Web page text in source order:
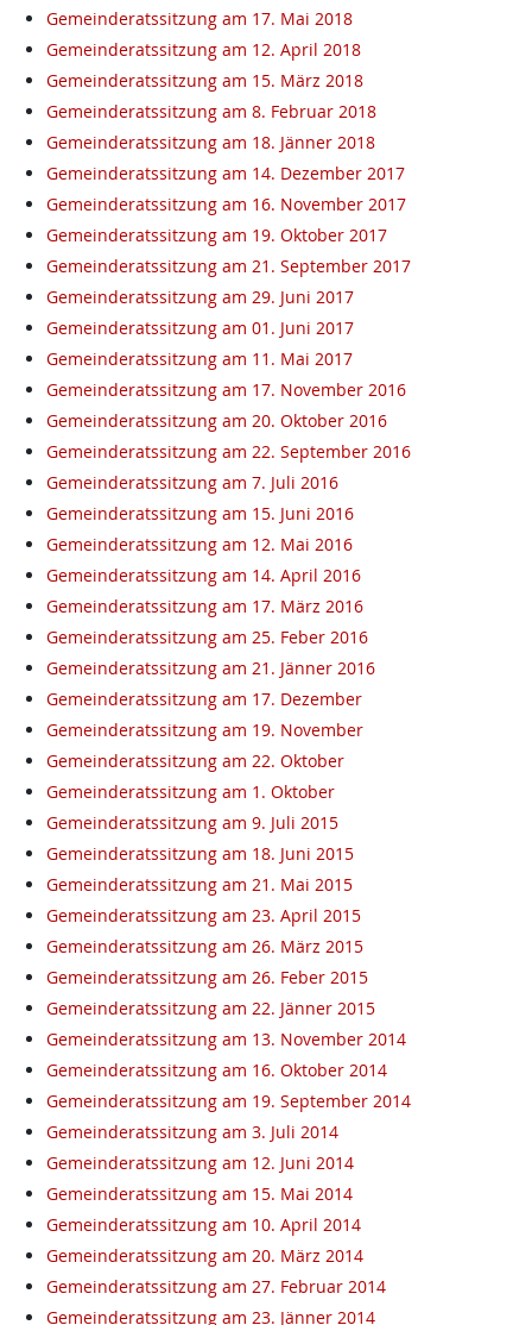
Gemeinderatssitzung am 17. Mai 2018
Gemeinderatssitzung am 12. April 2018
Gemeinderatssitzung am 15. März 2018
Gemeinderatssitzung am 8. Februar 2018
Gemeinderatssitzung am 18. Jänner 2018
Gemeinderatssitzung am 14. Dezember 2017
Gemeinderatssitzung am 16. November 2017
Gemeinderatssitzung am 19. Oktober 2017
Gemeinderatssitzung am 21. September 2017
Gemeinderatssitzung am 29. Juni 2017
Gemeinderatssitzung am 01. Juni 2017
Gemeinderatssitzung am 11. Mai 2017
Gemeinderatssitzung am 17. November 2016
Gemeinderatssitzung am 20. Oktober 2016
Gemeinderatssitzung am 22. September 2016
Gemeinderatssitzung am 7. Juli 2016
Gemeinderatssitzung am 15. Juni 2016
Gemeinderatssitzung am 12. Mai 2016
Gemeinderatssitzung am 14. April 2016
Gemeinderatssitzung am 17. März 2016
Gemeinderatssitzung am 25. Feber 2016
Gemeinderatssitzung am 21. Jänner 2016
Gemeinderatssitzung am 17. Dezember
Gemeinderatssitzung am 19. November
Gemeinderatssitzung am 22. Oktober
Gemeinderatssitzung am 1. Oktober
Gemeinderatssitzung am 9. Juli 2015
Gemeinderatssitzung am 18. Juni 2015
Gemeinderatssitzung am 21. Mai 2015
Gemeinderatssitzung am 23. April 2015
Gemeinderatssitzung am 26. März 2015
Gemeinderatssitzung am 26. Feber 2015
Gemeinderatssitzung am 22. Jänner 2015
Gemeinderatssitzung am 13. November 2014
Gemeinderatssitzung am 16. Oktober 2014
Gemeinderatssitzung am 19. September 2014
Gemeinderatssitzung am 3. Juli 2014
Gemeinderatssitzung am 12. Juni 2014
Gemeinderatssitzung am 15. Mai 2014
Gemeinderatssitzung am 10. April 2014
Gemeinderatssitzung am 20. März 2014
Gemeinderatssitzung am 27. Februar 2014
Gemeinderatssitzung am 23. Jänner 2014